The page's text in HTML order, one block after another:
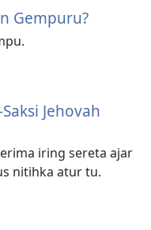
Gempuru?
Jehovah
iring sereta ajar
nitihka atur tu.